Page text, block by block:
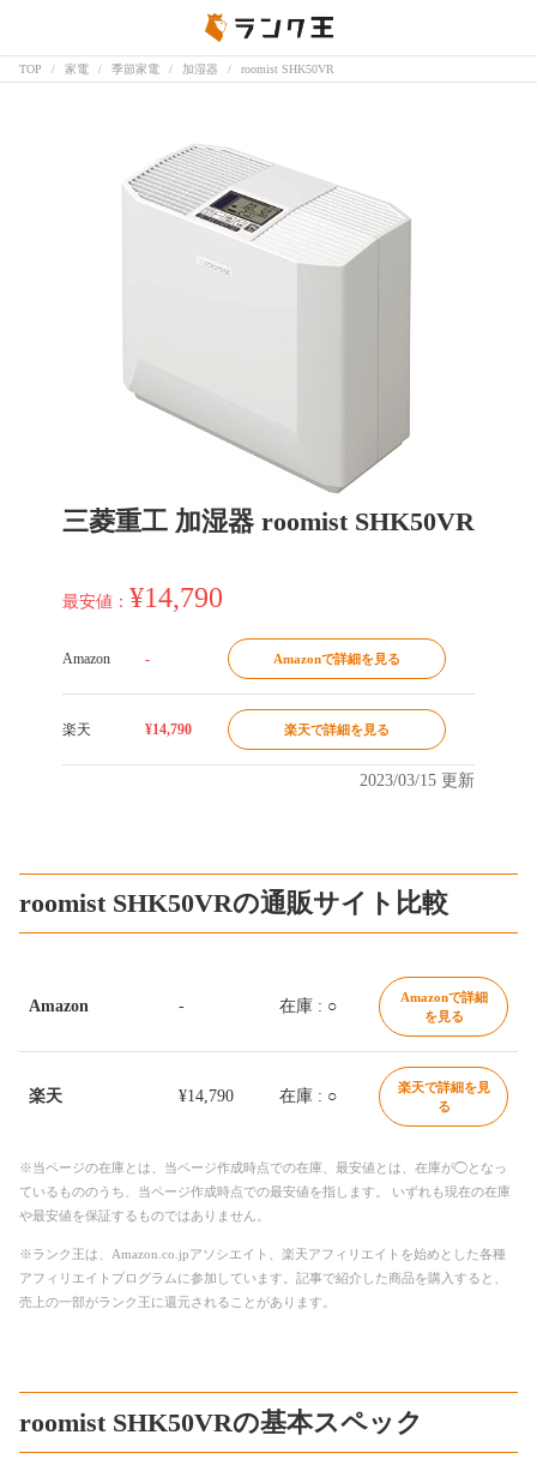
TOP 家電 季節家電 加湿器 roomist SHK50VR
三菱重工 加湿器 roomist SHK50VR
最安値： ¥14,790
Amazon - Amazonで詳細を見る
楽天 ¥14,790 楽天で詳細を見る
2023/03/15 更新
roomist SHK50VRの通販サイト比較
Amazon - 在庫 : ○
Amazonで詳細
を見る
楽天 ¥14,790 在庫 : ○
楽天で詳細を見
る
※当ページの在庫とは、当ページ作成時点での在庫、最安値とは、在庫が◯となっ
ているもののうち、当ページ作成時点での最安値を指します。 いずれも現在の在庫
や最安値を保証するものではありません。
※ランク王は、Amazon.co.jpアソシエイト、楽天アフィリエイトを始めとした各種
アフィリエイトプログラムに参加しています。記事で紹介した商品を購入すると、
売上の一部がランク王に還元されることがあります。
roomist SHK50VRの基本スペック